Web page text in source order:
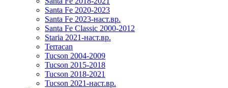
Santa Fe 2020-2023
Santa Fe 2023-наст.вр.
Santa Fe Classic 2000-2012
Staria 2021-наст.вр.
Terracan
Tucson 2004-2009
Tucson 2015-2018
Tucson 2018-2021
Tucson 2021-наст.вр.